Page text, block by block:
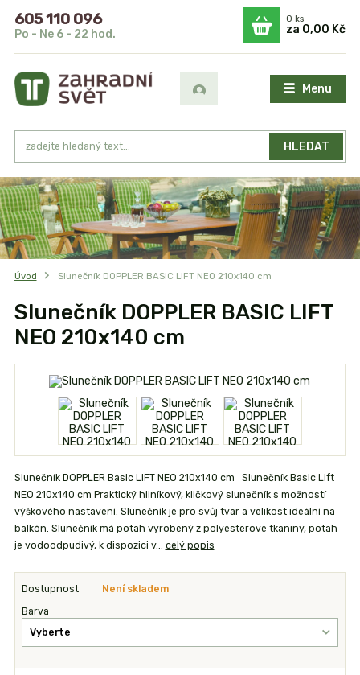
Menu
HLEDAT
605 110 096
Po - Ne 6 - 22 hod.
0ks
za 0,00 Kč
Úvod Slunečník DOPPLER BASIC LIFT NEO 210x140 cm
Slunečník DOPPLER BASIC LIFT
NEO 210x140 cm
Slunečník DOPPLER Basic LIFT NEO 210x140 cm Slunečník Basic Lift
NEO 210x140 cm Praktický hliníkový, kličkový slunečník s možností
výškového nastavení. Slunečník je pro svůj tvar a velikost ideální na
balkón. Slunečník má potah vyrobený z polyesterové tkaniny, potah
je vodoodpudivý, k dispozici v... celý popis
Dostupnost Není skladem
Barva